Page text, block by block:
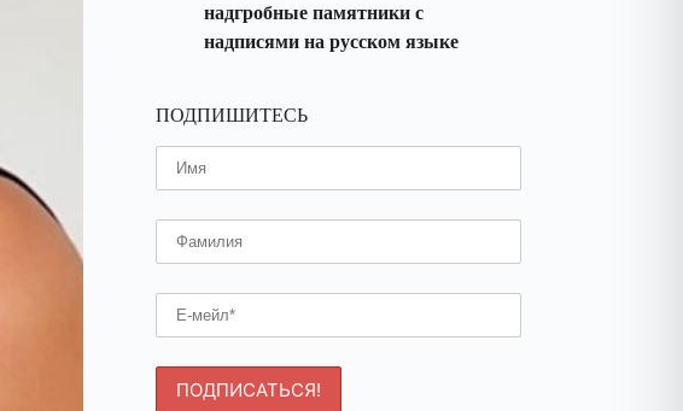
надгробные памятники с
надписями на русском языке
ПОДПИШИТЕСЬ